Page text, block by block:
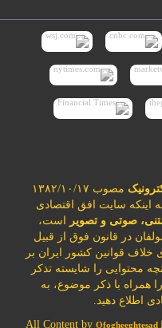
مصوب ۱۳۸۲/۱۰/۱۷
اینکه سایت افق اقتصادی
صوتی و تصویر
است،
در قانون فوق از قبیل
خلاف قوانین کشور ایران بر
محتوایی را شایسته تذکر
همراه با ذکر موضوع، به
اطلاع دهید.
All Content by Ofogheeghtesad